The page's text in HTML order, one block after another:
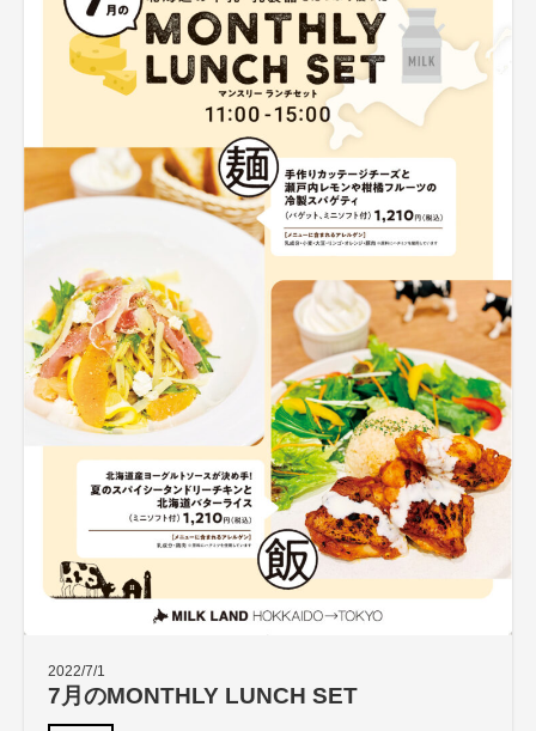
2022/7/1
7月のMONTHLY LUNCH SET